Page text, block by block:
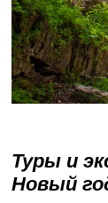
Туры и
Новый